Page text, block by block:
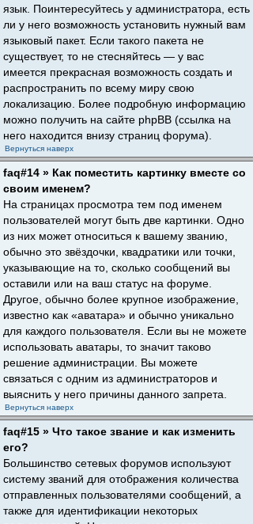
язык. Поинтересуйтесь у администратора, есть
ли у него возможность установить нужный вам
языковый пакет. Если такого пакета не
существует, то не стесняйтесь — у вас
имеется прекрасная возможность создать и
распространить по всему миру свою
локализацию. Более подробную информацию
можно получить на сайте phpBB (ссылка на
него находится внизу страниц форума).
Вернуться наверх
faq#14 » Как поместить картинку вместе со
своим именем?
На страницах просмотра тем под именем
пользователей могут быть две картинки. Одно
из них может относиться к вашему званию,
обычно это звёздочки, квадратики или точки,
указывающие на то, сколько сообщений вы
оставили или на ваш статус на форуме.
Другое, обычно более крупное изображение,
известно как «аватара» и обычно уникально
для каждого пользователя. Если вы не можете
использовать аватары, то значит таково
решение администрации. Вы можете
связаться с одним из администраторов и
выяснить у него причины данного запрета.
Вернуться наверх
faq#15 » Что такое звание и как изменить
его?
Большинство сетевых форумов используют
систему званий для отображения количества
отправленных пользователями сообщений, а
также для идентификации некоторых